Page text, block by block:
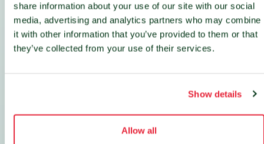
share information about your use of our site with our social
media, advertising and analytics partners who may combine
it with other information that you’ve provided to them or that
they’ve collected from your use of their services.
Show details
Allow all
beoordelen.
1. Bekijk uw huidige en toekomstige IT-
investeringen in kapitaal.